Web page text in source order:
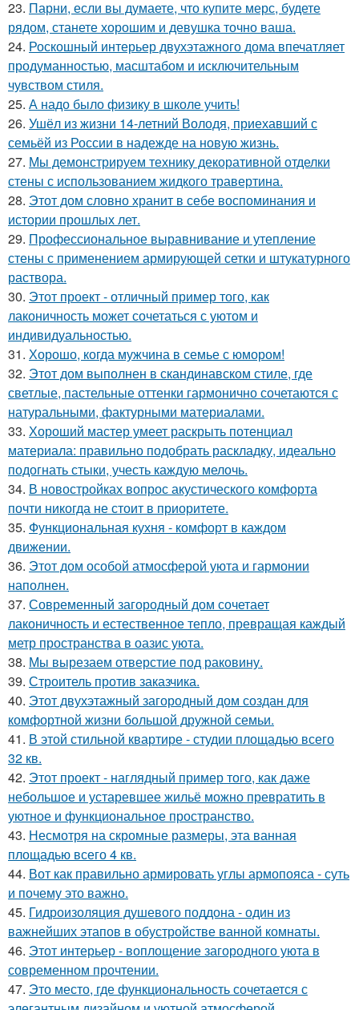
23. Парни, если вы думаете, что купите мерс, будете
рядом, станете хорошим и девушка точно ваша.
24. Роскошный интерьер двухэтажного дома впечатляет
продуманностью, масштабом и исключительным
чувством стиля.
25. А надо было физику в школе учить!
26. Ушёл из жизни 14-летний Володя, приехавший с
семьёй из России в надежде на новую жизнь.
27. Мы демонстрируем технику декоративной отделки
стены с использованием жидкого травертина.
28. Этот дом словно хранит в себе воспоминания и
истории прошлых лет.
29. Профессиональное выравнивание и утепление
стены с применением армирующей сетки и штукатурного
раствора.
30. Этот проект - отличный пример того, как
лаконичность может сочетаться с уютом и
индивидуальностью.
31. Хорошо, когда мужчина в семье с юмором!
32. Этот дом выполнен в скандинавском стиле, где
светлые, пастельные оттенки гармонично сочетаются с
натуральными, фактурными материалами.
33. Хороший мастер умеет раскрыть потенциал
материала: правильно подобрать раскладку, идеально
подогнать стыки, учесть каждую мелочь.
34. В новостройках вопрос акустического комфорта
почти никогда не стоит в приоритете.
35. Функциональная кухня - комфорт в каждом
движении.
36. Этот дом особой атмосферой уюта и гармонии
наполнен.
37. Современный загородный дом сочетает
лаконичность и естественное тепло, превращая каждый
метр пространства в оазис уюта.
38. Мы вырезаем отверстие под раковину.
39. Строитель против заказчика.
40. Этот двухэтажный загородный дом создан для
комфортной жизни большой дружной семьи.
41. В этой стильной квартире - студии площадью всего
32 кв.
42. Этот проект - наглядный пример того, как даже
небольшое и устаревшее жильё можно превратить в
уютное и функциональное пространство.
43. Несмотря на скромные размеры, эта ванная
площадью всего 4 кв.
44. Вот как правильно армировать углы армопояса - суть
и почему это важно.
45. Гидроизоляция душевого поддона - один из
важнейших этапов в обустройстве ванной комнаты.
46. Этот интерьер - воплощение загородного уюта в
современном прочтении.
47. Это место, где функциональность сочетается с